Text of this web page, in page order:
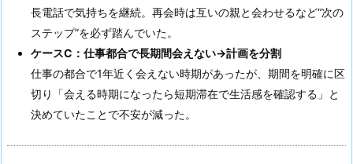
長電話で気持ちを継続。再会時は互いの親と会わせるなど“次の
ステップ”を必ず踏んでいた。
ケースC：仕事都合で長期間会えない→計画を分割
仕事の都合で1年近く会えない時期があったが、期間を明確に区
切り「会える時期になったら短期滞在で生活感を確認する」と
決めていたことで不安が減った。